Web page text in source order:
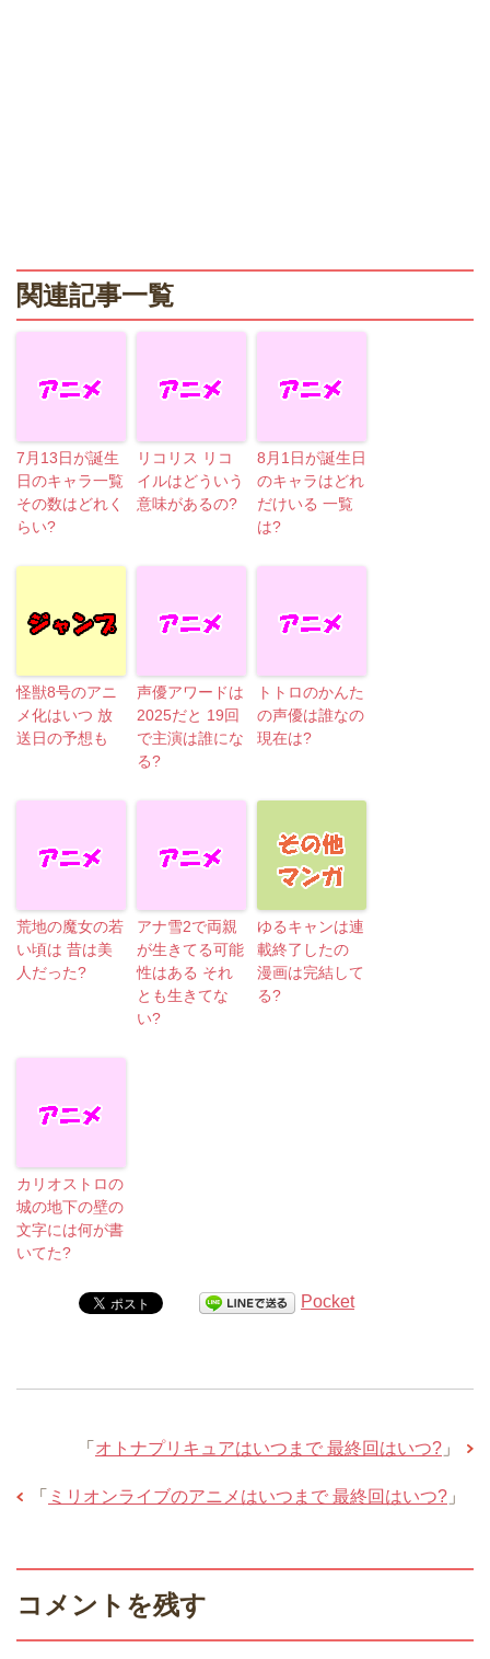
関連記事一覧
7月13日が誕生
日のキャラ一覧
その数はどれく
らい?
リコリス リコ
イルはどういう
意味があるの?
8月1日が誕生日
のキャラはどれ
だけいる 一覧
は?
怪獣8号のアニ
メ化はいつ 放
送日の予想も
声優アワードは
2025だと 19回
で主演は誰にな
る?
トトロのかんた
の声優は誰なの
現在は?
荒地の魔女の若
い頃は 昔は美
人だった?
アナ雪2で両親
が生きてる可能
性はある それ
とも生きてな
い?
ゆるキャンは連
載終了したの
漫画は完結して
る?
カリオストロの
城の地下の壁の
文字には何が書
いてた?
Pocket
「 オトナプリキュアはいつまで 最終回はいつ? 」
「 ミリオンライブのアニメはいつまで 最終回はいつ? 」
コメントを残す